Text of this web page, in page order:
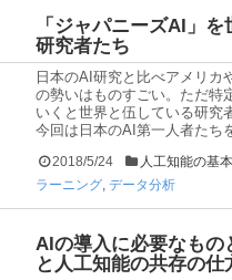
「ジャパニーズAI」を
研究者たち
日本のAI研究と比べアメリカ
の勢いはものすごい。ただ特
いくと世界と伍している研究
今回は日本のAI第一人者たち
2018/5/24 人工知能の基本
ラーニング データ分析
AIの導入に必要なもの
と人工知能の共存の仕